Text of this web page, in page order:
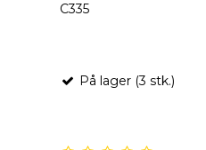
C335
På lager (3 stk.)